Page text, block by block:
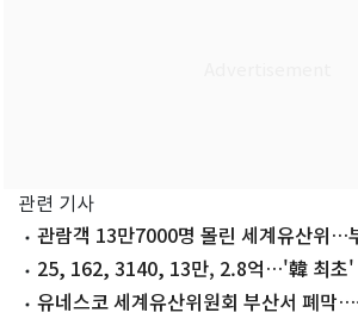
관련 기사
관람객 13만7000명 몰린 세계유산위…
에 알렸다
25, 162, 3140, 13만, 2.8억…'韓 최초'
위 성료
유네스코 세계유산위원회 부산서 폐막